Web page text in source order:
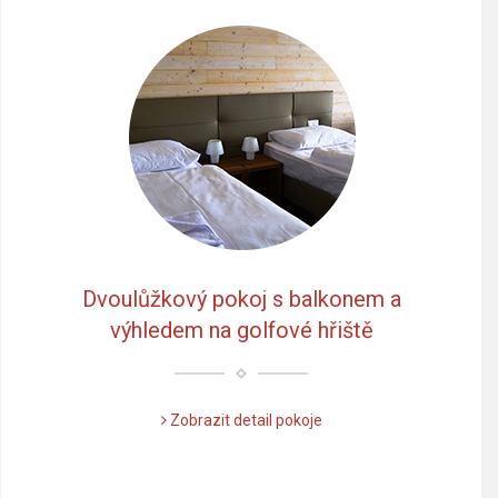
Dvoulůžkový pokoj s balkonem a
výhledem na golfové hřiště
Zobrazit detail pokoje